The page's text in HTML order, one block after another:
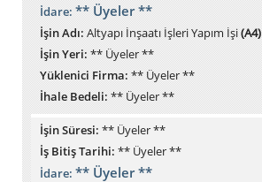
İdare:** Üyeler **
İşin Adı:Altyapı İnşaatı İşleri Yapım İşi(A4)
İşin Yeri:** Üyeler **
Yüklenici Firma:** Üyeler **
İhale Bedeli:** Üyeler **
İşin Süresi: ** Üyeler **
İş Bitiş Tarihi: ** Üyeler **
İdare: ** Üyeler **